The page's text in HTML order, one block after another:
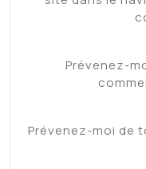
Prévenez-
Prévenez-moi de